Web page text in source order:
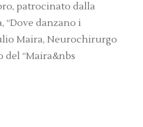
patrocinato dalla
“Dove danzano i
Maira, Neurochirurgo
“Maira&nbs